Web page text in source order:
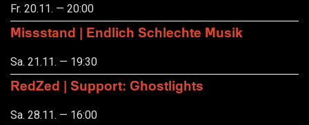
Fr. 20.11. — 20:00
Missstand | Endlich Schlechte Musik
Sa. 21.11. — 19:30
RedZed | Support: Ghostlights
Sa. 28.11. — 16:00